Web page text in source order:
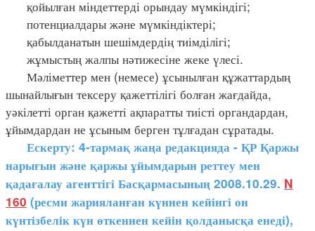
қойылған міндеттерді орындау мүмкіндігі;
потенциалдары және мүмкіндіктері;
қабылданатын шешімдердің тиімділігі;
жұмыстың жалпы нәтижесіне жеке үлесі.
Мәліметтер мен (немесе) ұсынылған құжаттардың
шынайлығын тексеру қажеттілігі болған жағдайда,
уәкілетті орган қажетті ақпаратты тиісті органдардан,
ұйымдардан не ұсыным берген тұлғадан сұратады.
Ескерту: 4-тармақ жаңа редакцияда - ҚР Қаржы
нарығын және қаржы ұйымдарын реттеу мен
қадағалау агенттігі Басқармасының 2008.10.29. N
160 (ресми жарияланған күннен кейінгі он
күнтізбелік күн өткеннен кейін қолданысқа енеді),